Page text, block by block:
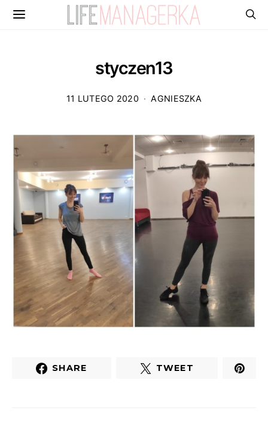
styczen13
11 LUTEGO 2020 AGNIESZKA
SHARE TWEET